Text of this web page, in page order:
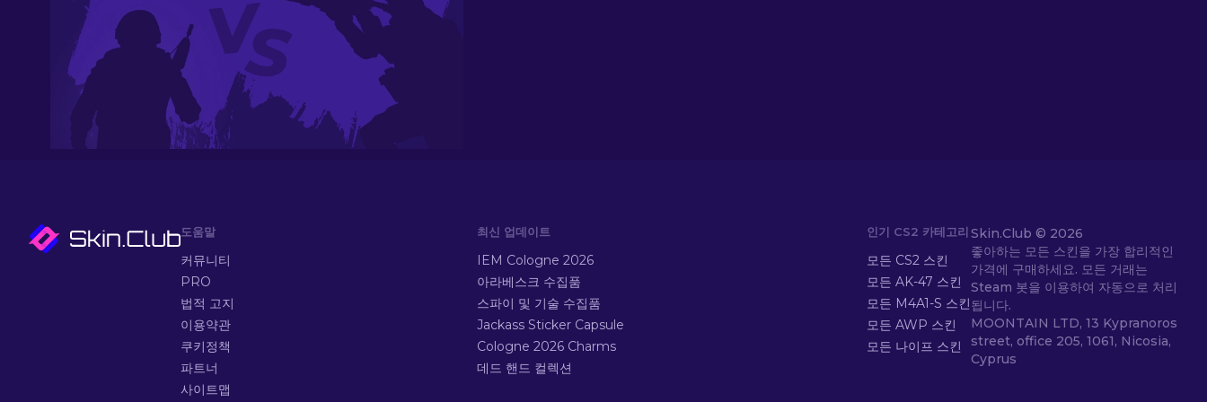
도움말
커뮤니티
PRO
법적 고지
이용약관
쿠키정책
파트너
사이트맵
최신 업데이트
IEM Cologne 2026
아라베스크 수집품
스파이 및 기술 수집품
Jackass Sticker Capsule
Cologne 2026 Charms
데드 핸드 컬렉션
인기 CS2 카테고리
모든 CS2 스킨
모든 AK-47 스킨
모든 M4A1-S 스킨
모든 AWP 스킨
모든 나이프 스킨
Skin.Club © 2026
좋아하는 모든 스킨을 가장 합리적인
가격에 구매하세요. 모든 거래는
Steam 봇을 이용하여 자동으로 처리
됩니다.
MOONTAIN LTD, 13 Kypranoros
street, office 205, 1061, Nicosia,
Cyprus